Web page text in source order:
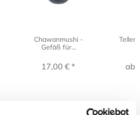
Chawanmushi -
Gefäß für...
17,00 € *
Teller
ab